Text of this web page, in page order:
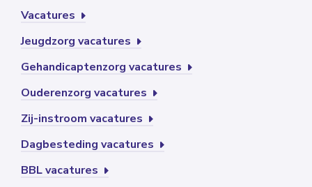
Vacatures
Jeugdzorg vacatures
Gehandicaptenzorg vacatures
Ouderenzorg vacatures
Zij-instroom vacatures
Dagbesteding vacatures
BBL vacatures